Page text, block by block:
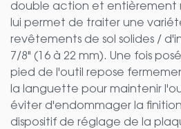
double action et entièrement
lui permet de traiter une
revêtements de sol solides /
7/8" (16 à 22 mm). Une fois
pied de l'outil repose
la languette pour maintenir
éviter d'endommager la
dispositif de réglage de la